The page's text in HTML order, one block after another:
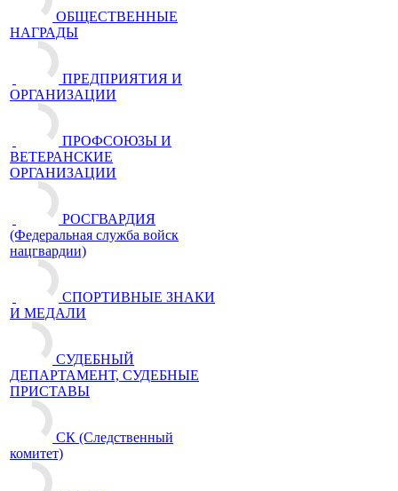
ОБЩЕСТВЕННЫЕ
НАГРАДЫ
ПРЕДПРИЯТИЯ И
ОРГАНИЗАЦИИ
ПРОФСОЮЗЫ И
ВЕТЕРАНСКИЕ
ОРГАНИЗАЦИИ
РОСГВАРДИЯ
(Федеральная служба войск
нацгвардии)
СПОРТИВНЫЕ ЗНАКИ
И МЕДАЛИ
СУДЕБНЫЙ
ДЕПАРТАМЕНТ, СУДЕБНЫЕ
ПРИСТАВЫ
СК (Следственный
комитет)